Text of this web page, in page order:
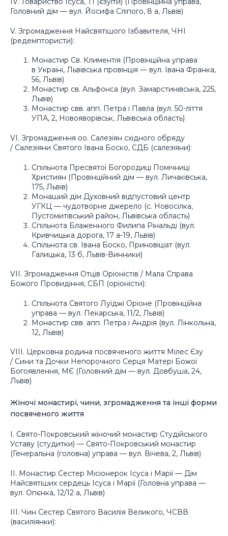
Головний дім — вул. Йосифа Сліпого, 8 а, Львів)
V. Згромадження Найсвятішого Ізбавителя, ЧНІ
(редемптористи):
Монастир Св. Климентія (Провінційна управа
в Україні, Львівська провінція — вул. Івана Франка,
56, Львів)
Монастир св. Альфонса (вул. Замарстинівська, 225,
Львів)
Монастир свв. апп. Петра і Павла (вул. 50-ліття
УПА, 2, Новояворівськ, Львівська область)
VI. Згромадження оо. Салезіян східного обряду
/ Салезіяни Святого Івана Боско, СДБ (салезіяни):
Спільнота Пресвятої Богородиці Помічниці
Християн (Провінційний дім — вул. Личаківська,
175, Львів)
Монаший дім Духовний відпустовий центр
УГКЦ — чудотворне джерело (с. Новосілка,
Пустомитівський район, Львівська область)
Спільнота Блаженного Филипа Рінальді (вул.
Кривчицька дорога, 17 а-19, Львів)
Спільнота св. Івана Боско, Приновіціат (вул.
Галицька, 13 б, Львів-Винники)
VII. Згромадження Отців Оріоністів / Мала Справа
Божого Провидіння, СБП (оріоністи):
Спільнота Святого Луїджі Оріоне (Провінційна
управа — вул. Пекарська, 11/2, Львів)
Монастир свв. апп. Петра і Андрія (вул. Лінкольна,
12, Львів)
VIII. Церковна родина посвяченого життя Мілес Єзу
/ Сини та Дочки Непорочного Серця Матері Божої
Богоявлення, МЄ (Головний дім — вул. Довбуша, 24,
Львів)
Жіночі монастирі, чини, згромадження та інші форми
посвяченого життя
І. Свято-Покровський жіночий монастир Студійського
Уставу (студитки) — Свято-Покровський монастир
(Генеральна (головна) управа — вул. Вічева, 2, Львів)
ІІ. Монастир Сестер Місіонерок Ісуса і Марії — Дім
Найсвятіших сердець Ісуса і Марії (Головна управа —
вул. Огієнка, 12/12 а, Львів)
ІІІ. Чин Сестер Святого Василія Великого, ЧСВВ
(василіянки):